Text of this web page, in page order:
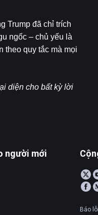
Trump đã chỉ trích
ngốc – chủ yếu là
theo quy tắc mà mọi
diện cho bất kỳ lời
người mới
Báo